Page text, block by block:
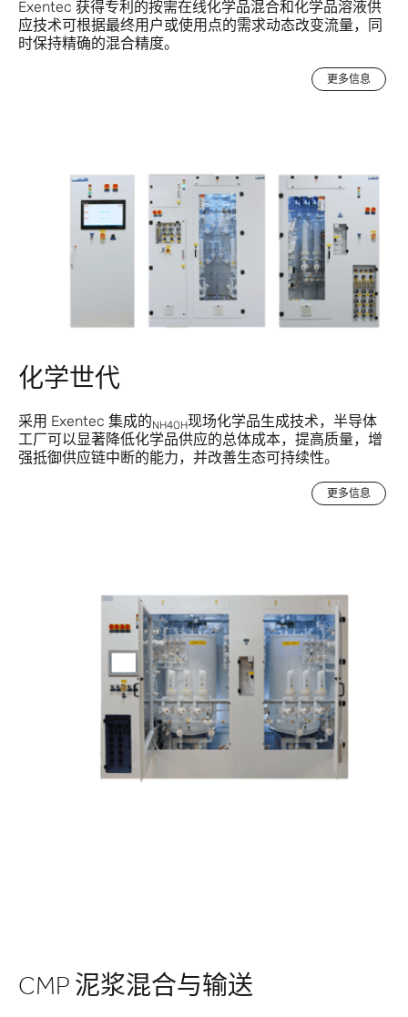
Exentec 获得专利的按需在线化学品混合和化学品溶液供
应技术可根据最终用户或使用点的需求动态改变流量，同
时保持精确的混合精度。
更多信息
化学世代
采用 Exentec 集成的NH4OH现场化学品生成技术，半导体
工厂可以显著降低化学品供应的总体成本，提高质量，增
强抵御供应链中断的能力，并改善生态可持续性。
更多信息
CMP 泥浆混合与输送